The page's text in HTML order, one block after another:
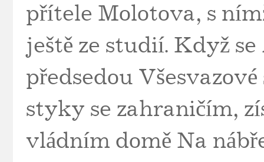
přítele Molotova, s
ještě ze studií. Když
předsedou
styky se zahraničím,
vládním domě Na